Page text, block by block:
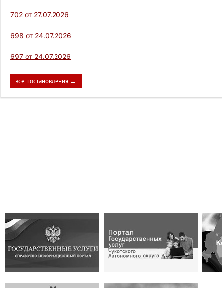
702 от 27.07.2026
698 от 24.07.2026
697 от 24.07.2026
все постановления →